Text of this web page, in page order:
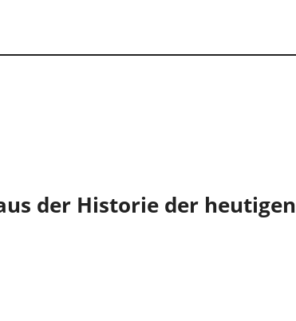
der Historie der heutigen